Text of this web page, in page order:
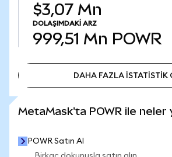
$3,07 Mn
DOLAŞIMDAKI ARZ
999,51 Mn POWR
DAHA FAZLA İSTATİSTİK
MetaMask'ta POWR ile neler
POWR Satın Al